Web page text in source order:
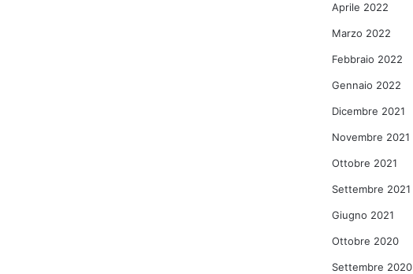
Aprile 2022
Marzo 2022
Febbraio 2022
Gennaio 2022
Dicembre 2021
Novembre 2021
Ottobre 2021
Settembre 2021
Giugno 2021
Ottobre 2020
Settembre 2020